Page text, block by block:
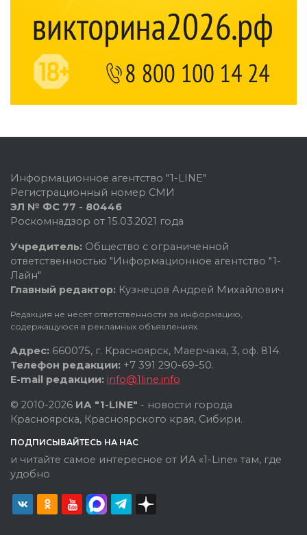
Информационное агентство "1-LINE"
Регистрационный номер СМИ
ЭЛ № ФС 77 - 80446
Роскомнадзор от 15.03.2021 года
Учредитель: Общество с ограниченной
ответственностью "Информационное агентство "1-
Лайн"
Главный редактор: Кузнецов Андрей Михайлович
Редакция не несет ответственности за информацию,
содержащуюся в рекламных объявлениях.
Адрес: 660075, г. Красноярск, Маерчака, 3, оф. 814.
Телефон редакции: +7 391 290-69-50.
E-mail редакции: info@1line.info
© 2010-2026 ИА "1-LINE" - новости города
Красноярска, Красноярского края, Сибири.
ПОДПИСЫВАЙТЕСЬ НА НАС
и читайте самое интересное от ИА «1-Line» там, где
удобно